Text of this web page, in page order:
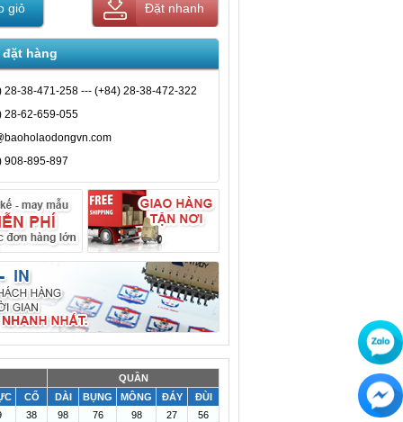
giỏ Đặt nhanh
hàng
28-38-471-258 --- (+84) 28-38-472-322
28-62-659-055
908-895-897
QUẦN
CỔ DÀI BỤNG MÔNG ĐÁY
ĐÙI
38 98 76 98 27
56